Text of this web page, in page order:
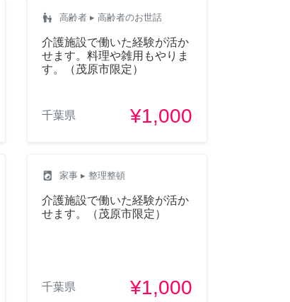
escalator_warning 高齢者 ▸ 高齢者のお世話
介護施設で働いた経験が活か
せます。料理や雑用もやりま
す。（茂原市限定）
千葉県 ¥1,000
local_laundry_service 家事 ▸ 整理整頓
介護施設で働いた経験が活か
せます。（茂原市限定）
千葉県 ¥1,000